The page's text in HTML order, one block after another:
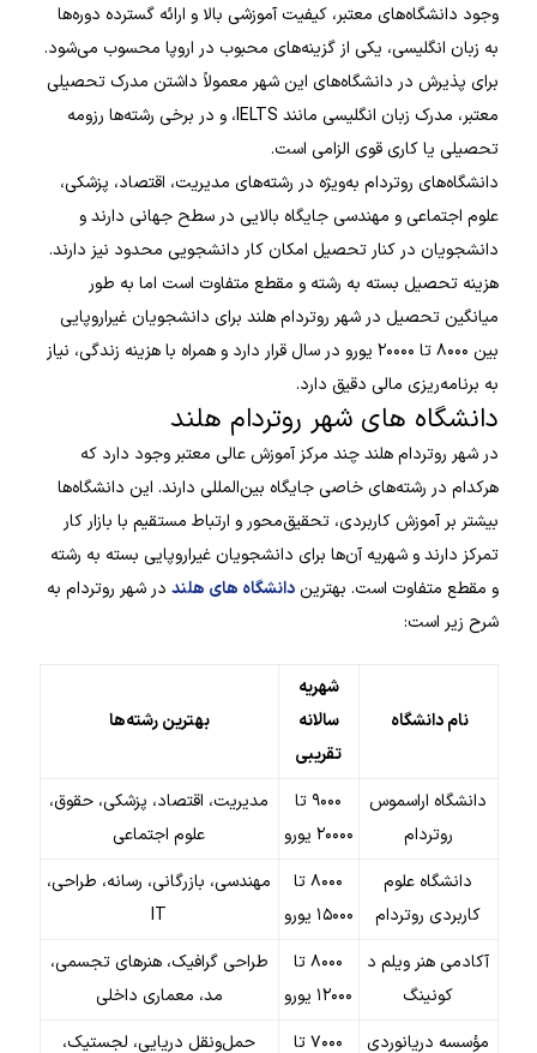
وجود دانشگاه‌های معتبر، کیفیت آموزشی بالا و ارائه گسترده دوره‌ها
به زبان انگلیسی، یکی از گزینه‌های محبوب در اروپا محسوب می‌شود.
برای پذیرش در دانشگاه‌های این شهر معمولاً داشتن مدرک تحصیلی
معتبر، مدرک زبان انگلیسی مانند IELTS، و در برخی رشته‌ها رزومه
تحصیلی یا کاری قوی الزامی است.
دانشگاه‌های روتردام به‌ویژه در رشته‌های مدیریت، اقتصاد، پزشکی،
علوم اجتماعی و مهندسی جایگاه بالایی در سطح جهانی دارند و
دانشجویان در کنار تحصیل امکان کار دانشجویی محدود نیز دارند.
هزینه تحصیل بسته به رشته و مقطع متفاوت است اما به طور
میانگین تحصیل در شهر روتردام هلند برای دانشجویان غیراروپایی
بین ۸۰۰۰ تا ۲۰۰۰۰ یورو در سال قرار دارد و همراه با هزینه زندگی، نیاز
به برنامه‌ریزی مالی دقیق دارد.
دانشگاه های شهر روتردام هلند
در شهر روتردام هلند چند مرکز آموزش عالی معتبر وجود دارد که
هرکدام در رشته‌های خاصی جایگاه بین‌المللی دارند. این دانشگاه‌ها
بیشتر بر آموزش کاربردی، تحقیق‌محور و ارتباط مستقیم با بازار کار
تمرکز دارند و شهریه آن‌ها برای دانشجویان غیراروپایی بسته به رشته
و مقطع متفاوت است. بهتریندانشگاه های هلند در شهر روتردام به
شرح زیر است:
نام دانشگاه
شهریه
سالانه
تقریبی
بهترین رشته‌ها
دانشگاه اراسموس
روتردام
۹۰۰۰ تا
۲۰۰۰۰ یورو
مدیریت، اقتصاد، پزشکی، حقوق،
علوم اجتماعی
دانشگاه علوم
کاربردی روتردام
۸۰۰۰ تا
۱۵۰۰۰ یورو
مهندسی، بازرگانی، رسانه، طراحی،
IT
آکادمی هنر ویلم د
کونینگ
۸۰۰۰ تا
۱۲۰۰۰ یورو
طراحی گرافیک، هنرهای تجسمی،
مد، معماری داخلی
مؤسسه دریانوردی
۷۰۰۰ تا حمل‌ونقل دریایی، لجستیک،